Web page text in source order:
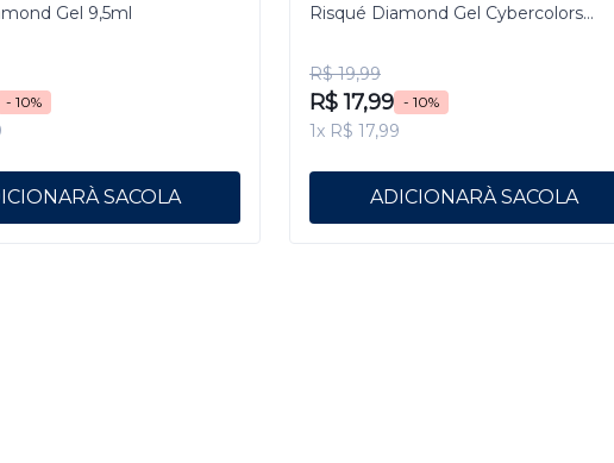
Gel 9,5ml
- 10%
Risqué Diamond Gel Cybercolors
R$ 19,99
R$ 17,99 - 10%
1x R$ 17,99
ADICIONAR